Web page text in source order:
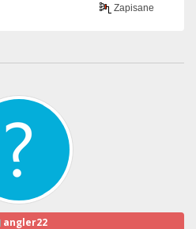
Zapisane
angler22